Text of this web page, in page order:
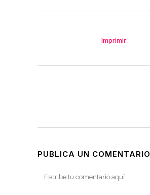
Imprimir
PUBLICA UN COMENTARIO